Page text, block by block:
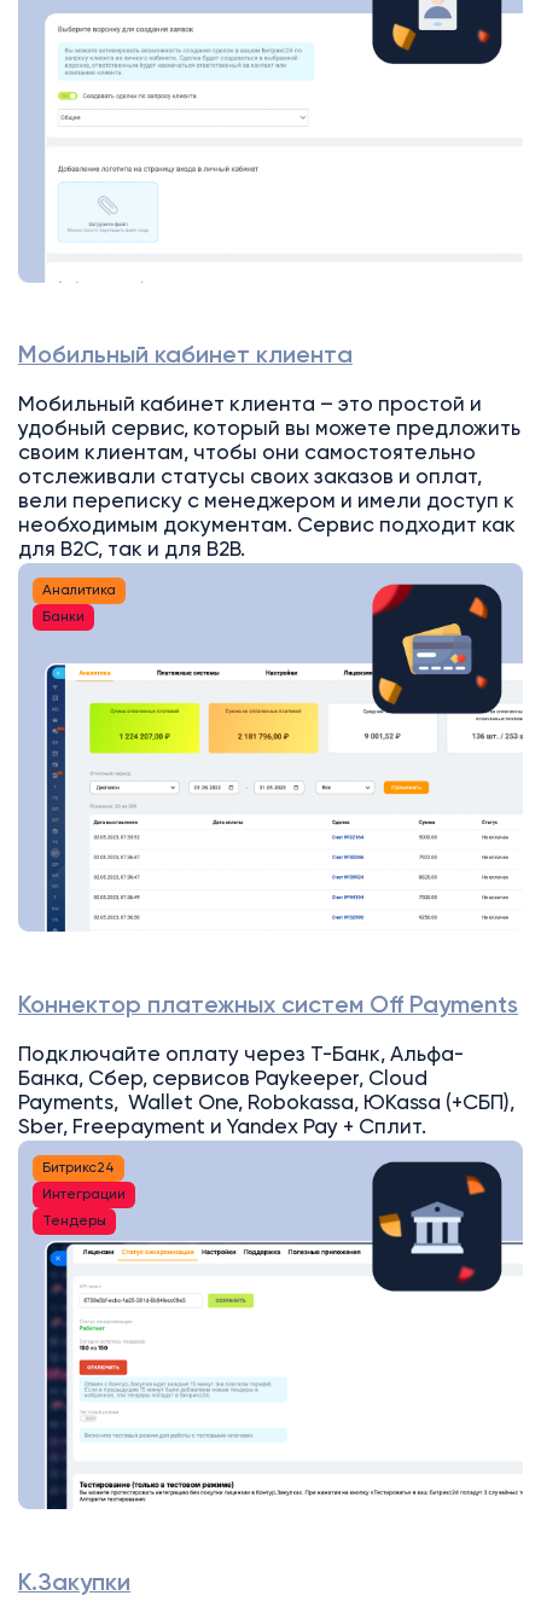
Мобильный кабинет клиента
Мобильный кабинет клиента – это простой и
удобный сервис, который вы можете предложить
своим клиентам, чтобы они самостоятельно
отслеживали статусы своих заказов и оплат,
вели переписку с менеджером и имели доступ к
необходимым документам. Сервис подходит как
для B2C, так и для B2B.
Аналитика
Банки
Коннектор платежных систем Off Payments
Подключайте оплату через Т-Банк, Альфа-
Банка, Сбер, сервисов Paykeeper, Cloud
Payments, Wallet One, Robokassa, ЮKassa (+СБП),
Sber, Freepayment и Yandex Pay + Сплит.
Битрикс24
Интеграции
Тендеры
К.Закупки